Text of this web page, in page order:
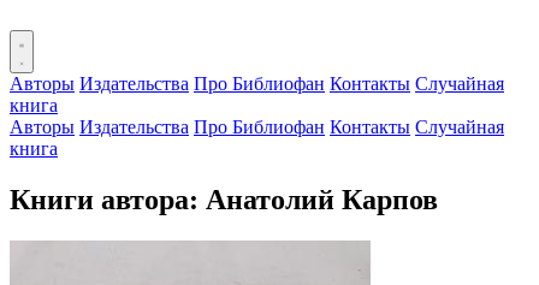
Авторы Издательства Про Библиофан Контакты Случайная
книга
Авторы Издательства Про Библиофан Контакты Случайная
книга
Книги автора: Анатолий Карпов